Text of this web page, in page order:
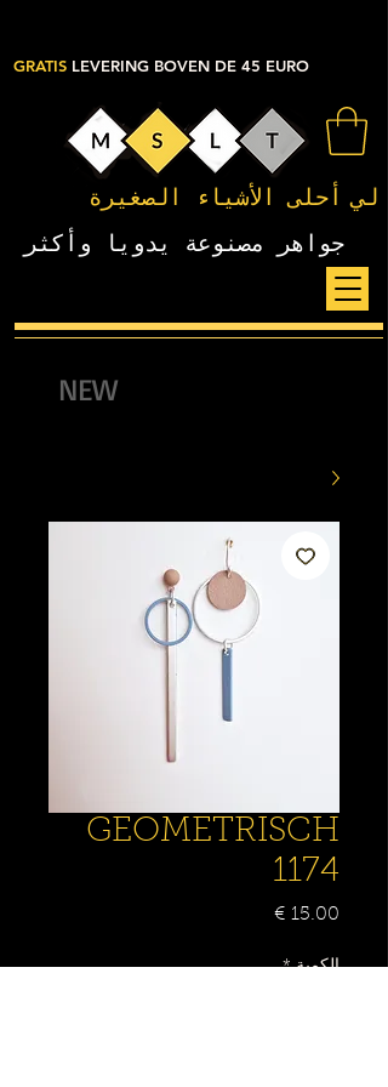
لي أحلى الأشياء الصغيرة
جواهر مصنوعة يدويا وأكثر
GRATIS LEVERING BOVEN DE 45 EURO
NEW
GEOMETRISCH
1174
السعر
الكمية *